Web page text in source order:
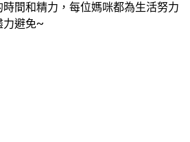
間和精力，每位媽咪都為生活努力
力避免~